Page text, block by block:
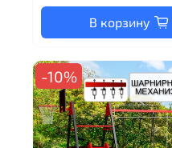
В корзину
-10%